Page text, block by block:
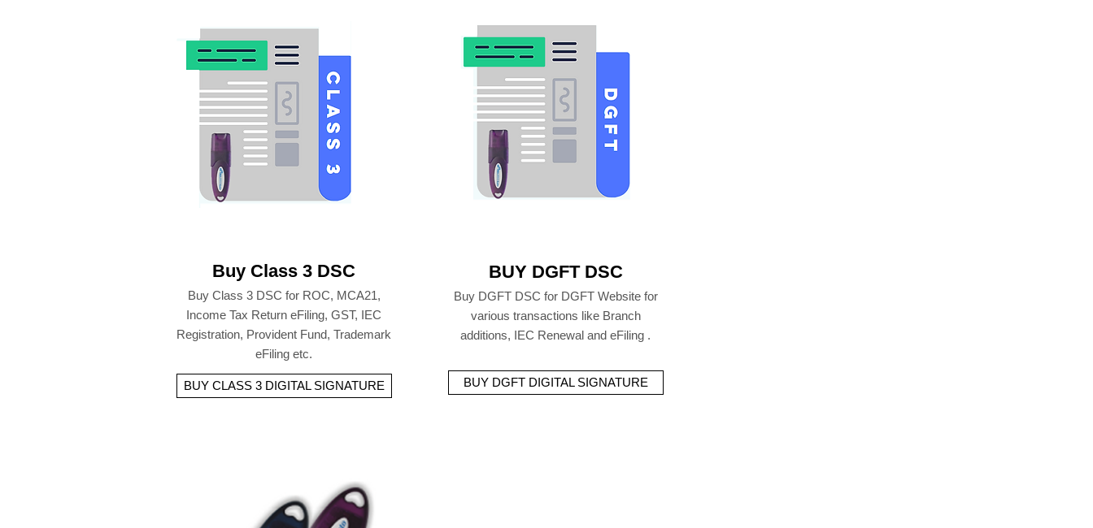
Buy Class 3 DSC
Buy Class 3 DSC for ROC, MCA21,
Income Tax Return eFiling, GST, IEC
Registration, Provident Fund, Trademark
eFiling etc.
BUY CLASS 3 DIGITAL SIGNATURE
BUY DGFT DSC
Buy DGFT DSC for DGFT Website for
various transactions like Branch
additions, IEC Renewal and eFiling .
BUY DGFT DIGITAL SIGNATURE